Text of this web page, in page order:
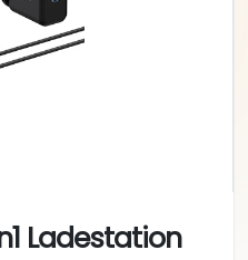
Ladestation